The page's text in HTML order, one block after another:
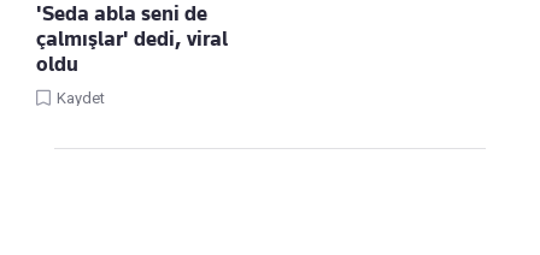
'Seda abla seni de
çalmışlar' dedi, viral
oldu
Kaydet